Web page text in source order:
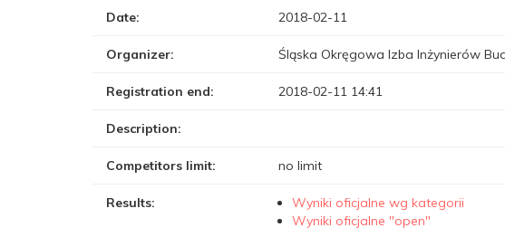
Date: 2018-02-11
Organizer: Śląska Okręgowa Izba Inżynierów
Registration end: 2018-02-11 14:41
Description:
Competitors limit: no limit
Results:
Wyniki oficjalne wg kategorii
Wyniki oficjalne "open"